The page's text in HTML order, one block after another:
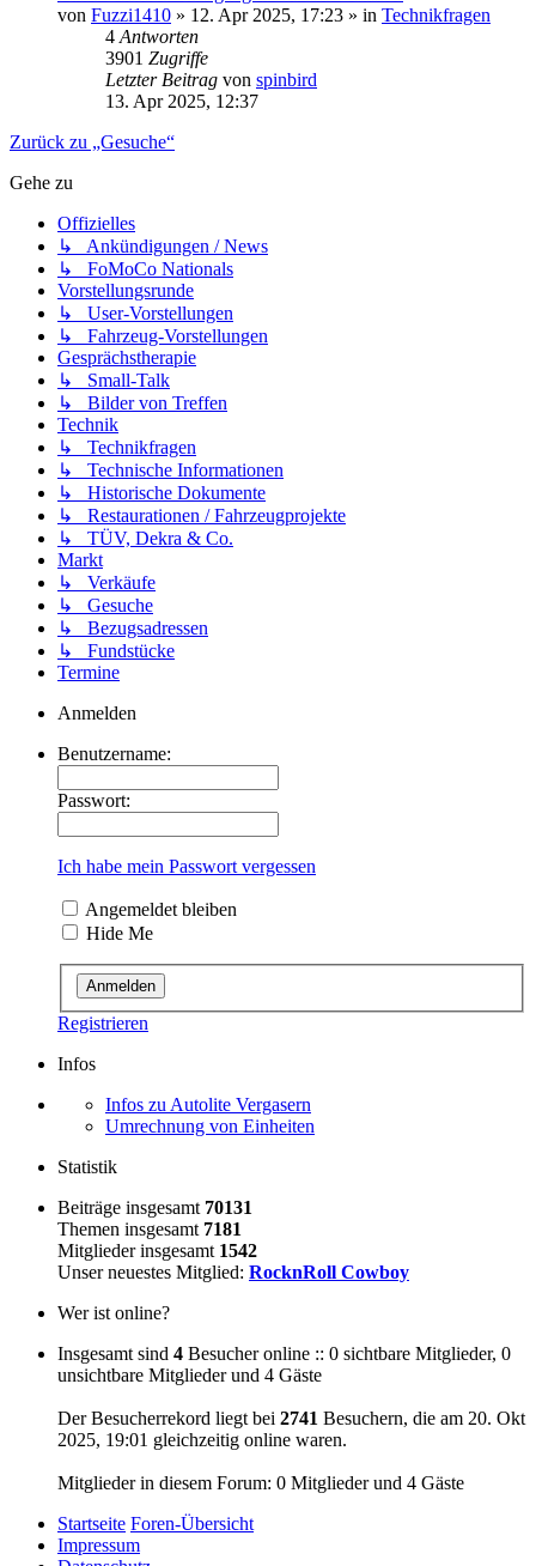
von Fuzzi1410 » 12. Apr 2025, 17:23 » in Technikfragen
4 Antworten
3901 Zugriffe
Letzter Beitrag von spinbird
13. Apr 2025, 12:37
Zurück zu „Gesuche“
Gehe zu
Offizielles
↳ Ankündigungen / News
↳ FoMoCo Nationals
Vorstellungsrunde
↳ User-Vorstellungen
↳ Fahrzeug-Vorstellungen
Gesprächstherapie
↳ Small-Talk
↳ Bilder von Treffen
Technik
↳ Technikfragen
↳ Technische Informationen
↳ Historische Dokumente
↳ Restaurationen / Fahrzeugprojekte
↳ TÜV, Dekra & Co.
Markt
↳ Verkäufe
↳ Gesuche
↳ Bezugsadressen
↳ Fundstücke
Termine
Anmelden
Benutzername:
Passwort:
Ich habe mein Passwort vergessen
Angemeldet bleiben
Hide Me
Registrieren
Infos
Infos zu Autolite Vergasern
Umrechnung von Einheiten
Statistik
Beiträge insgesamt 70131
Themen insgesamt 7181
Mitglieder insgesamt 1542
Unser neuestes Mitglied: RocknRoll Cowboy
Wer ist online?
Insgesamt sind 4 Besucher online :: 0 sichtbare Mitglieder, 0
unsichtbare Mitglieder und 4 Gäste
Der Besucherrekord liegt bei 2741 Besuchern, die am 20. Okt
2025, 19:01 gleichzeitig online waren.
Mitglieder in diesem Forum: 0 Mitglieder und 4 Gäste
Startseite Foren-Übersicht
Impressum